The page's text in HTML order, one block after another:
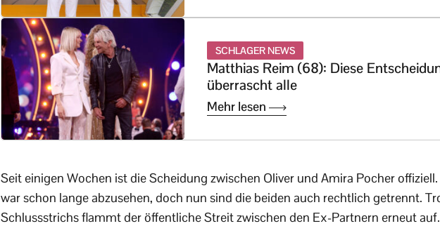
SCHLAGER NEWS
Matthias Reim (68): Diese
überrascht alle
Mehr lesen
Seit einigen Wochen ist die Scheidung zwischen Oliver und Amira Pocher offiziell.
war schon lange abzusehen, doch nun sind die beiden auch rechtlich getrennt.
Schlussstrichs flammt der öffentliche Streit zwischen den Ex-Partnern erneut auf.